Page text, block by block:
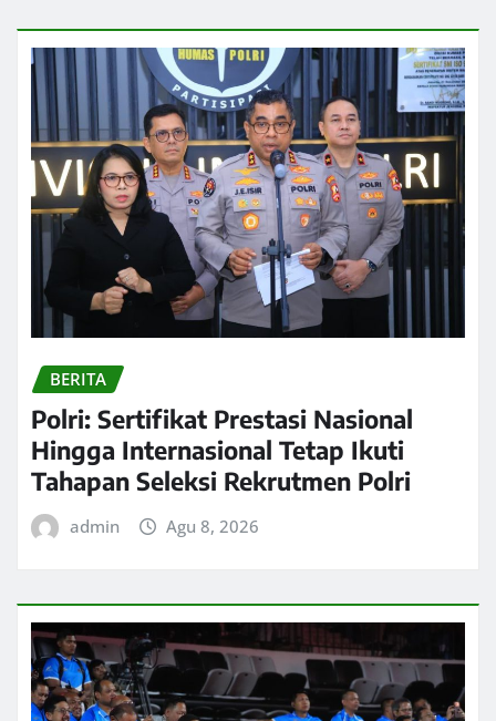
BERITA
Polri: Sertifikat Prestasi Nasional
Hingga Internasional Tetap Ikuti
Tahapan Seleksi Rekrutmen Polri
admin Agu 8, 2026